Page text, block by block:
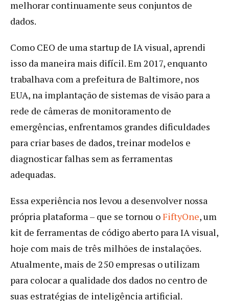
melhorar continuamente seus conjuntos de
dados.
Como CEO de uma startup de IA visual, aprendi
isso da maneira mais difícil. Em 2017, enquanto
trabalhava com a prefeitura de Baltimore, nos
EUA, na implantação de sistemas de visão para a
rede de câmeras de monitoramento de
emergências, enfrentamos grandes dificuldades
para criar bases de dados, treinar modelos e
diagnosticar falhas sem as ferramentas
adequadas.
Essa experiência nos levou a desenvolver nossa
própria plataforma – que se tornou oFiftyOne, um
kit de ferramentas de código aberto para IA visual,
hoje com mais de três milhões de instalações.
Atualmente, mais de 250 empresas o utilizam
para colocar a qualidade dos dados no centro de
suas estratégias de inteligência artificial.